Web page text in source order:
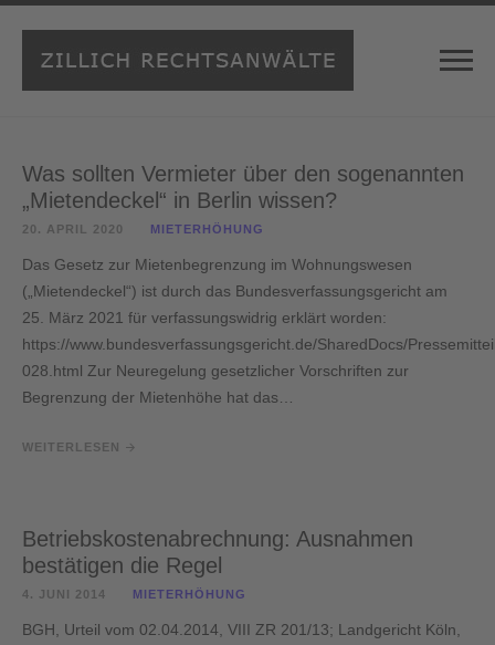
Was sollten Vermieter über den sogenannten
„Mietendeckel“ in Berlin wissen?
20. APRIL 2020 MIETERHÖHUNG
Das Gesetz zur Mietenbegrenzung im Wohnungswesen
(„Mietendeckel“) ist durch das Bundesverfassungsgericht am
25. März 2021 für verfassungswidrig erklärt worden:
https://www.bundesverfassungsgericht.de/SharedDocs/
028.html Zur Neuregelung gesetzlicher Vorschriften zur
Begrenzung der Mietenhöhe hat das…
WEITERLESEN
Betriebskostenabrechnung: Ausnahmen
bestätigen die Regel
4. JUNI 2014 MIETERHÖHUNG
BGH, Urteil vom 02.04.2014, VIII ZR 201/13; Landgericht Köln,